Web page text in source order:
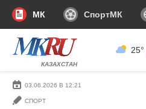
МК СпортМК
КАЗАХСТАН
25°
03.06.2026 В 12:21
СПОРТ